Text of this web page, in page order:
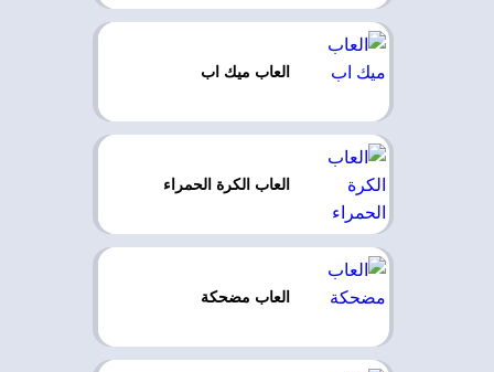
العاب ميك اب
العاب الكرة الحمراء
العاب مضحكة